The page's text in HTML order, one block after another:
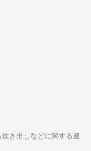
き出しなどに関する連